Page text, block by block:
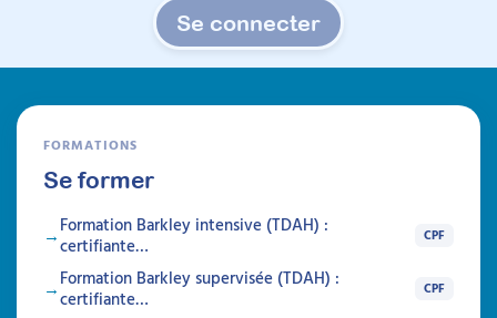
PEHP Écrans :
accompagner les familles
Se connecter
FORMATIONS
Se former
Formation Barkley intensive (TDAH) :
certifiante…
CPF
Formation Barkley supervisée (TDAH) :
certifiante…
CPF